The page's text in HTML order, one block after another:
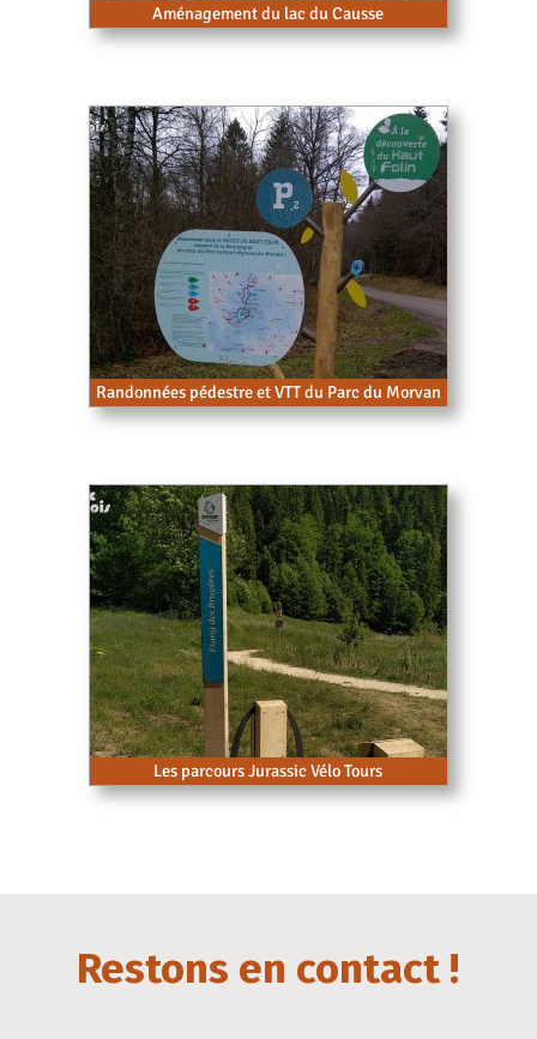
Aménagement du lac du Causse
Randonnées pédestre et VTT du Parc du Morvan
Les parcours Jurassic Vélo Tours
Restons en contact !